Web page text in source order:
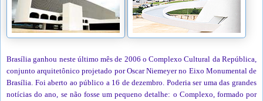
Brasília ganhou neste último mês de 2006 o Complexo Cultural da República,
conjunto arquitetônico projetado por Oscar Niemeyer no Eixo Monumental de
Brasília. Foi aberto ao público a 16 de dezembro. Poderia ser uma das grandes
notícias do ano, se não fosse um pequeno detalhe: o Complexo, formado por